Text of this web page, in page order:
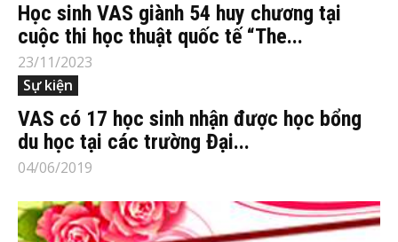
Học sinh VAS giành 54 huy chương tại
cuộc thi học thuật quốc tế “The...
23/11/2023
Sự kiện
VAS có 17 học sinh nhận được học bổng
du học tại các trường Đại...
04/06/2019